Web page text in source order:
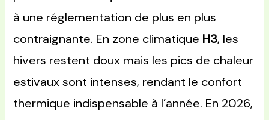
à une réglementation de plus en plus
contraignante. En zone climatique H3, les
hivers restent doux mais les pics de chaleur
estivaux sont intenses, rendant le confort
thermique indispensable à l’année. En 2026,